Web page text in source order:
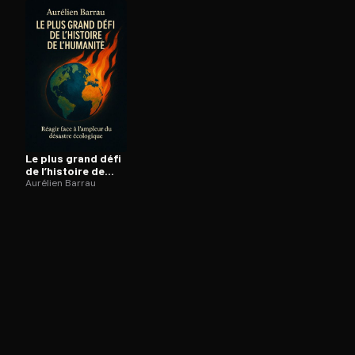
Ouvre l'app Appareil photo, pointe sur le code. C'est
Le plus grand défi
de l’histoire de
l’humanité
Aurélien Barrau